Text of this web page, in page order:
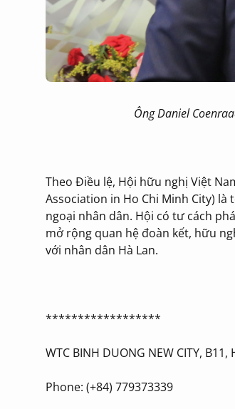
Ông Daniel
Theo Điều lệ, Hội hữu nghị Việt
Association in Ho Chi Minh City)
ngoại nhân dân. Hội có tư cách
mở rộng quan hệ đoàn kết, hữu
với nhân dân Hà Lan.
******************
WTC BINH DUONG NEW CITY,
Phone: (+84) 779373339